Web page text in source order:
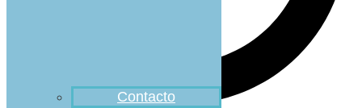
Contacto